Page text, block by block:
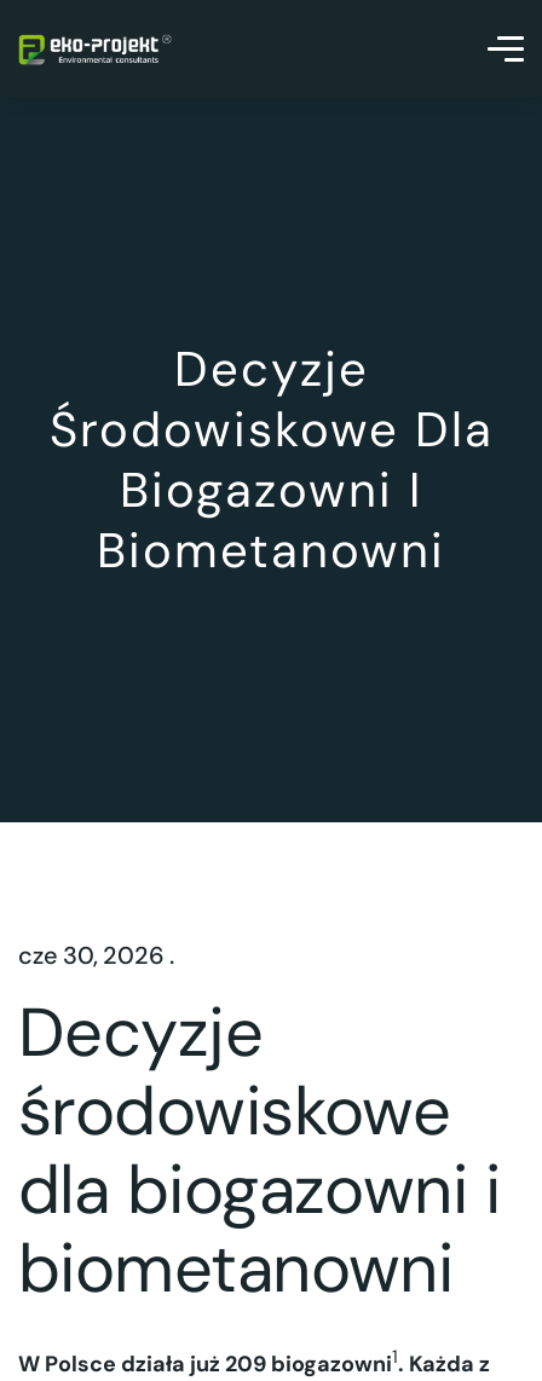
Decyzje
Środowiskowe Dla
Biogazowni I
Biometanowni
cze 30, 2026 .
Decyzje
środowiskowe
dla biogazowni i
biometanowni
W Polsce działa już 209 biogazowni1. Każda z